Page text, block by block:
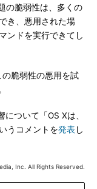
の脆弱性は、多くの
き、悪用された場
ンドを実行できてし
脆弱性の悪用を試
。
ついて「OS Xは、
うコメントを発表し
Inc. All Rights Reserved.